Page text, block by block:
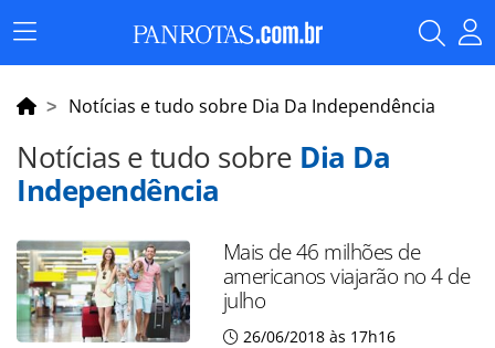
Menu
Principal
Notícias e tudo sobre Dia Da Independência
Notícias e tudo sobre Dia Da
Independência
Mais de 46 milhões de
americanos viajarão no 4 de
julho
26/06/2018 às 17h16